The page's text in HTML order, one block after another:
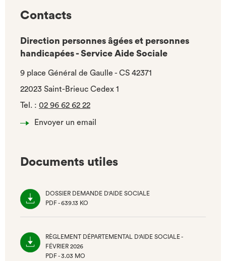
Contacts
Direction personnes âgées et personnes
handicapées - Service Aide Sociale
9 place Général de Gaulle - CS 42371
22023 Saint-Brieuc Cedex 1
Tel. : 02 96 62 62 22
Envoyer un email
Documents utiles
DOSSIER DEMANDE D'AIDE SOCIALE
PDF - 639.13 KO
RÈGLEMENT DÉPARTEMENTAL D'AIDE SOCIALE -
FÉVRIER 2026
PDF - 3.03 MO